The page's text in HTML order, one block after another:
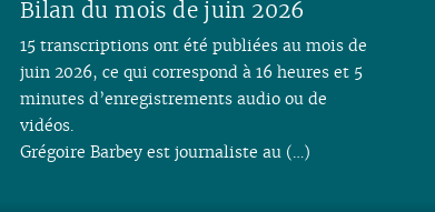
Bilan du mois de juin 2026
15 transcriptions ont été publiées au mois de
juin 2026, ce qui correspond à 16 heures et 5
minutes d’enregistrements audio ou de
vidéos.
Grégoire Barbey est journaliste au (…)